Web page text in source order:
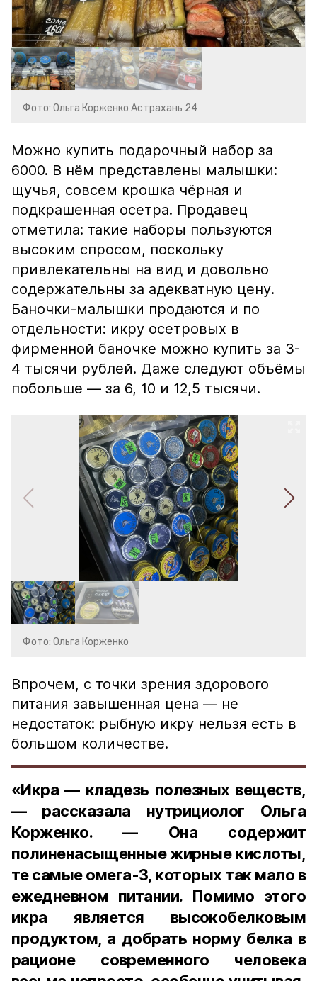
Фото: Ольга Корженко Астрахань 24
Можно купить подарочный набор за
6000. В нём представлены малышки:
щучья, совсем крошка чёрная и
подкрашенная осетра. Продавец
отметила: такие наборы пользуются
высоким спросом, поскольку
привлекательны на вид и довольно
содержательны за адекватную цену.
Баночки-малышки продаются и по
отдельности: икру осетровых в
фирменной баночке можно купить за 3-
4 тысячи рублей. Даже следуют объёмы
побольше — за 6, 10 и 12,5 тысячи.
Фото: Ольга Корженко
Впрочем, с точки зрения здорового
питания завышенная цена — не
недостаток: рыбную икру нельзя есть в
большом количестве.
«Икра — кладезь полезных веществ,
— рассказала нутрициолог Ольга
Корженко. — Она содержит
полиненасыщенные жирные кислоты,
те самые омега-3, которых так мало в
ежедневном питании. Помимо этого
икра является высокобелковым
продуктом, а добрать норму белка в
рационе современного человека